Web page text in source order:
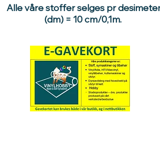
Alle våre stoffer selges pr desimeter
(dm) = 10 cm/0,1m.